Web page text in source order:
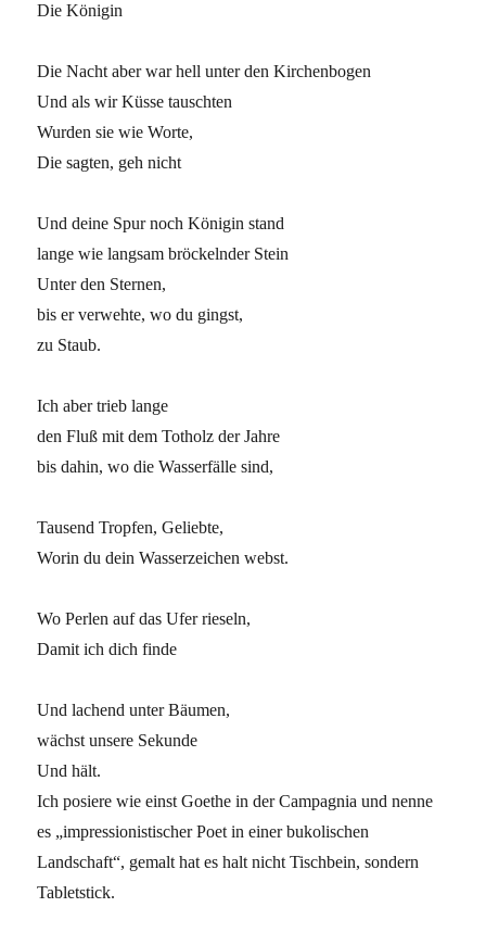
Die Königin
Die Nacht aber war hell unter den Kirchenbogen
Und als wir Küsse tauschten
Wurden sie wie Worte,
Die sagten, geh nicht
Und deine Spur noch Königin stand
lange wie langsam bröckelnder Stein
Unter den Sternen,
bis er verwehte, wo du gingst,
zu Staub.
Ich aber trieb lange
den Fluß mit dem Totholz der Jahre
bis dahin, wo die Wasserfälle sind,
Tausend Tropfen, Geliebte,
Worin du dein Wasserzeichen webst.
Wo Perlen auf das Ufer rieseln,
Damit ich dich finde
Und lachend unter Bäumen,
wächst unsere Sekunde
Und hält.
Ich posiere wie einst Goethe in der Campagnia und nenne
es „impressionistischer Poet in einer bukolischen
Landschaft“, gemalt hat es halt nicht Tischbein, sondern
Tabletstick.